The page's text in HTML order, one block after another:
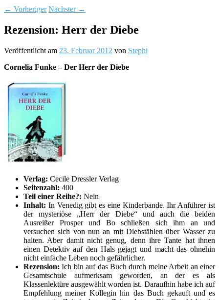
← Vorheriger Nächster →
Rezension: Herr der Diebe
Veröffentlicht am 23. Februar 2012 von Stephi
Cornelia Funke – Der Herr der Diebe
Verlag: Cecile Dressler Verlag
Seitenzahl: 400
Teil einer Reihe?: Nein
Inhalt: In Venedig gibt es eine Kinderbande. Ihr Anführer ist
der mysteriöse „Herr der Diebe“ und auch die beiden
Ausreißer Prosper und Bo schließen sich ihm an und
versuchen sich von nun an mit Diebstählen über Wasser zu
halten. Aber damit nicht genug, denn ihre Tante hat ihnen
einen Detektiv auf den Hals gejagt und macht das ohnehin
nicht einfache Leben noch gefährlicher.
Rezension:Ich bin auf das Buch durch meine Arbeit an einer
Gesamtschule aufmerksam geworden, an der es als
Klassenlektüre ausgewählt worden ist. Daraufhin habe ich auf
Empfehlung meiner Kollegin hin das Buch gekauft und es